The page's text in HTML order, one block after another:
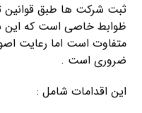
ثبت شرکت ها طبق قوانین
ظوابط خاصی است که این
متفاوت است اما رعایت
ضروری است .
این اقدامات شامل :